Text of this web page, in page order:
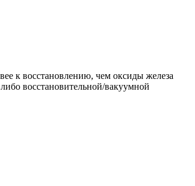
к восстановлению, чем оксиды железа
восстановительной/вакуумной